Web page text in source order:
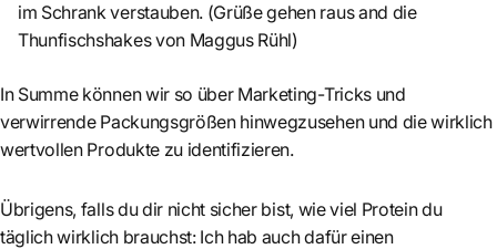
im Schrank verstauben. (Grüße gehen raus and die
Thunfischshakes von Maggus Rühl)
In Summe können wir so über Marketing-Tricks und
verwirrende Packungsgrößen hinwegzusehen und die wirklich
wertvollen Produkte zu identifizieren.
Übrigens, falls du dir nicht sicher bist, wie viel Protein du
täglich wirklich brauchst: Ich hab auch dafür einen